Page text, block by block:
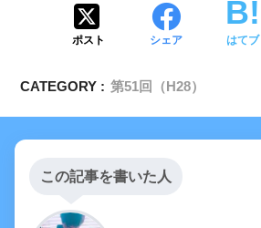
ポスト シェア はてブ
CATEGORY : 第51回（H28）
この記事を書いた人